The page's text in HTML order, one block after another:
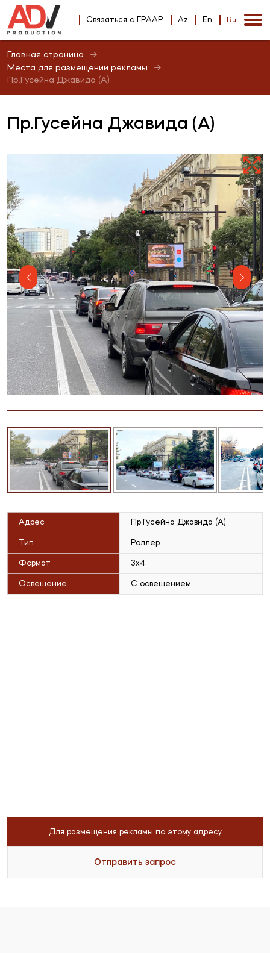
Связаться с ГРААР Az En Ru
Главная страница
Места для размещении рекламы
Пр.Гусейна Джавида (А)
Пр.Гусейна Джавида (А)
Адрес Пр.Гусейна Джавида (А)
Тип Роллер
Формат 3x4
Освещение С освещением
Для размещения рекламы по этому адресу
Отправить запрос